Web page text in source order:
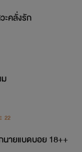
ะคลั่งรัก
22
ายแบดบอย 18++